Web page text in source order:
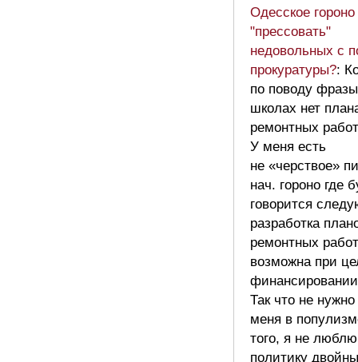
Одесское гороно
"прессовать"
недовольных с
прокуратуры?:
по поводу
школах нет
ремонтных
У меня есть
не «черствое»
нач. гороно где
говорится
разработка
ремонтных
возможна при
Так что не нужно
меня в
того, я не люблю
политику